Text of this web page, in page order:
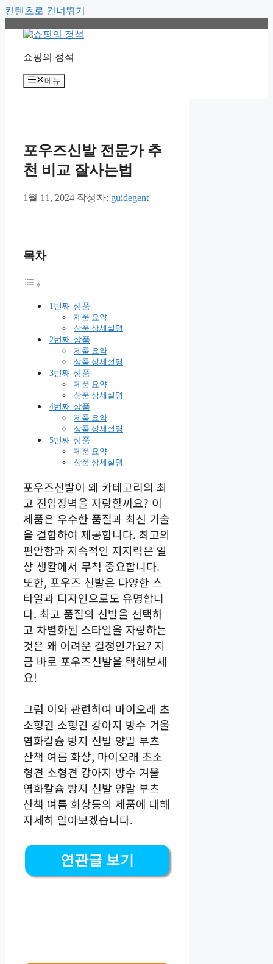
컨텐츠로 건너뛰기
쇼핑의 정석
메뉴
포우즈신발 전문가 추
천 비교 잘사는법
1월 11, 2024 작성자: guidegent
목차
1번째 상품
제품 요약
상품 상세설명
2번째 상품
제품 요약
상품 상세설명
3번째 상품
제품 요약
상품 상세설명
4번째 상품
제품 요약
상품 상세설명
5번째 상품
제품 요약
상품 상세설명
포우즈신발이 왜 카테고리의 최
고 진입장벽을 자랑할까요? 이
제품은 우수한 품질과 최신 기술
을 결합하여 제공합니다. 최고의
편안함과 지속적인 지지력은 일
상 생활에서 무척 중요합니다.
또한, 포우즈 신발은 다양한 스
타일과 디자인으로도 유명합니
다. 최고 품질의 신발을 선택하
고 차별화된 스타일을 자랑하는
것은 왜 어려운 결정인가요? 지
금 바로 포우즈신발을 택해보세
요!
그럼 이와 관련하여 마이오래 초
소형견 소형견 강아지 방수 겨울
염화칼슘 방지 신발 양말 부츠
산책 여름 화상, 마이오래 초소
형견 소형견 강아지 방수 겨울
염화칼슘 방지 신발 양말 부츠
산책 여름 화상등의 제품에 대해
자세히 알아보겠습니다.
연관글 보기